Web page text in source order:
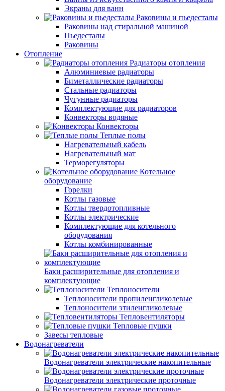
Экраны для ванн
Раковины и пьедесталы
Раковины над стиральной машиной
Пьедесталы
Раковины
Отопление
Радиаторы отопления
Алюминиевые радиаторы
Биметаллические радиаторы
Стальные радиаторы
Чугунные радиаторы
Комплектующие для радиаторов
Конвекторы водяные
Конвекторы
Теплые полы
Нагревательный кабель
Нагревательный мат
Терморегуляторы
Котельное
оборудование
Горелки
Котлы газовые
Котлы твердотопливные
Котлы электрические
Комплектующие для котельного
оборудования
Котлы комбинированные
Баки расширительные для отопления и
комплектующие
Теплоносители
Теплоносители пропиленгликолевые
Теплоносители этиленгликолевые
Тепловентиляторы
Тепловые пушки
Завесы тепловые
Водонагреватели
Водонагреватели электрические накопительные
Водонагреватели электрические проточные